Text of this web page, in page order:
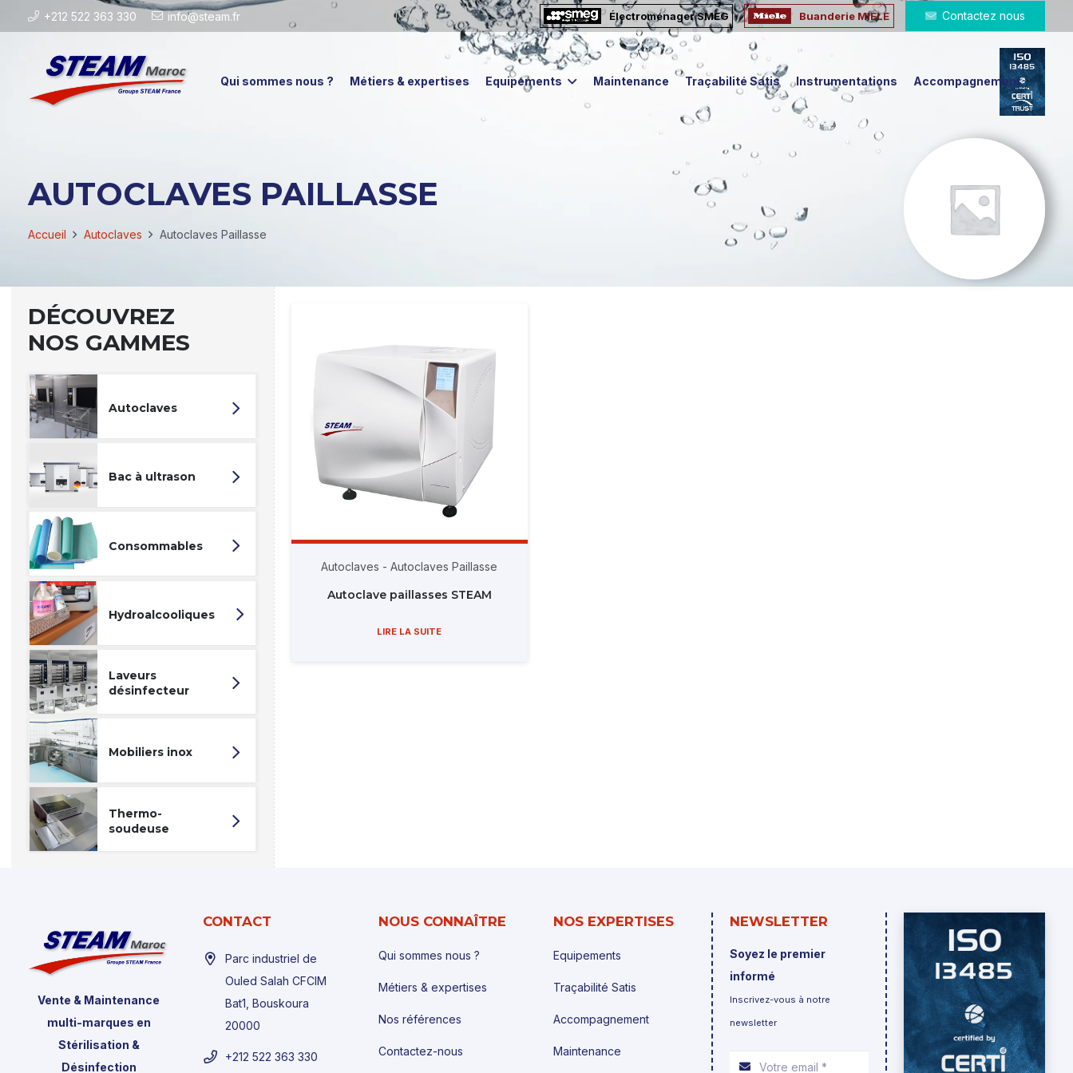
+212 522 363 330 info@steam.fr Électroménager SMEG Buanderie MIELE Contactez nous
Qui sommes nous ? Métiers & expertises Equipements Maintenance Traçabilité Satis Instrumentations Accompagnement
AUTOCLAVES PAILLASSE
Accueil Autoclaves Autoclaves Paillasse
DÉCOUVREZ
NOS GAMMES
Autoclaves
Bac à ultrason
Consommables
Hydroalcooliques
Laveurs
désinfecteur
Mobiliers inox
Thermo-
soudeuse
Autoclaves -Autoclaves Paillasse
Autoclave paillasses STEAM
LIRE LA SUITE
Vente & Maintenance
multi-marques en
Stérilisation &
Désinfection
CONTACT
Parc industriel de
Ouled Salah CFCIM
Bat1, Bouskoura
20000
+212 522 363 330
NOUS CONNAÎTRE
Qui sommes nous ?
Métiers & expertises
Nos références
Contactez-nous
NOS EXPERTISES
Equipements
Traçabilité Satis
Accompagnement
Maintenance
NEWSLETTER
Soyez le premier
informé
Inscrivez-vous à notre
newsletter